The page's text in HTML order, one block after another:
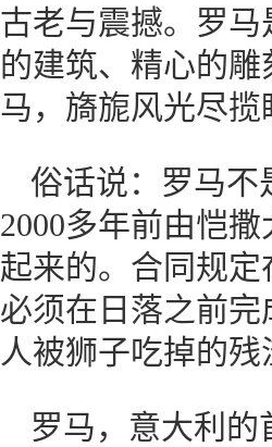
古老与震撼。罗
的建筑、精心的
马，旖旎风光尽
俗话说：罗马不
2000多年前由恺
起来的。合同规定
必须在日落之前
人被狮子吃掉的
罗马，意大利